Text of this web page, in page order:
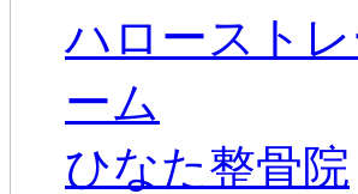
ハロースト
ーム
ひなた整骨院